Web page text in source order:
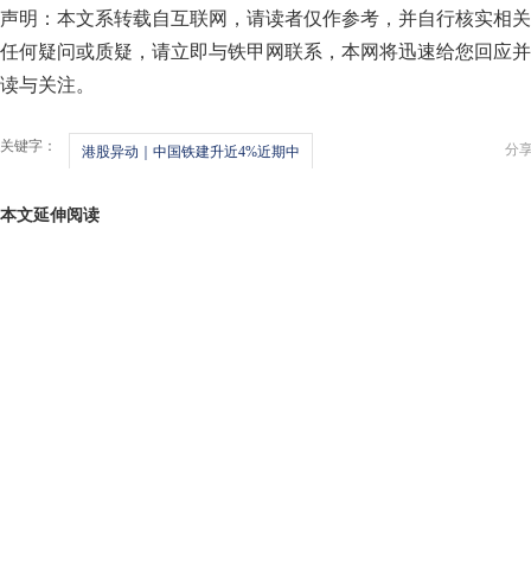
声明：本文系转载自互联网，请读者仅作参考，并自行核实相
任何疑问或质疑，请立即与铁甲网联系，本网将迅速给您回应
读与关注。
分
关键字： 港股异动｜中国铁建升近4%近期中
本文延伸阅读